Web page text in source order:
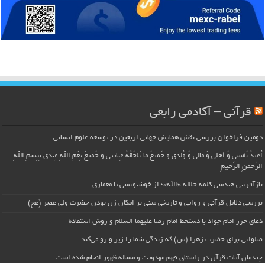
قرآنی – آکادمی رابعی
دومین فراخوان بررسی نقش همایش جهانی اربعین در توسعه علوم انسانی
اُعیذُ نَفسی وَ أهلی وَ مالی وَ وُلدی و جَمیعَ ما تَلحَقُهُ عِنایتی و جَمیعَ نِعَمِ اللّهِ عِندی بِبِسمِ اللّهِ
الرَّحمنِ الرَّحیمِ
بازآفرینی هندسی کلمه جلاله «الله»؛ از خوشنویسی تا معماری
بررسی دلایل قرآنی و روایی و تاریخی مبنی بر امکان زن بودن حضرت ولی عصر (عج)
دعای حرز امام جواد با دستخط امام رضا علیهما السلام و روش استفاده
صلواتی برای حضرت زهرا (س) که زندگی شما را زیر و رو می‌کند
چیدمان آیات قرآن در راستای فهم مهدویت و مساله ظهور انجام شده است